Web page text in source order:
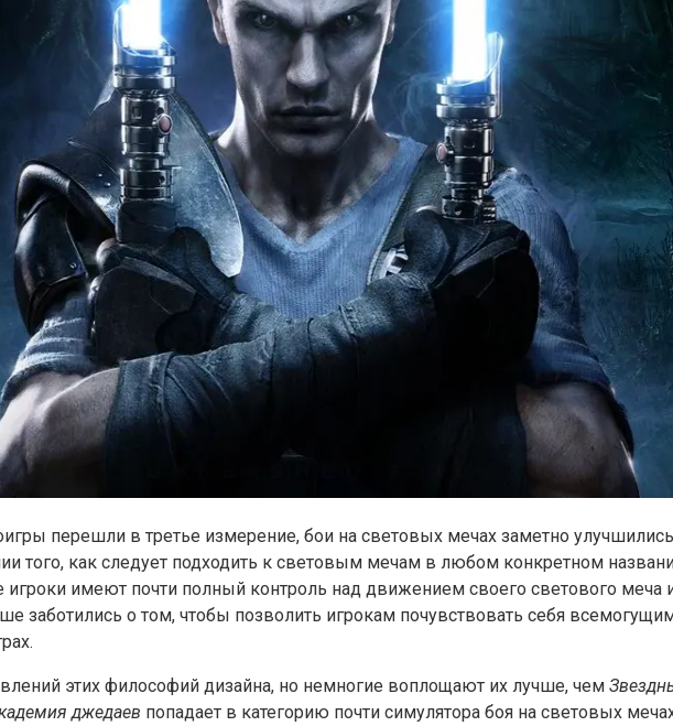
перешли в третье измерение, бои на световых мечах заметно
того, как следует подходить к световым мечам в любом конкретном
игроки имеют почти полный контроль над движением своего светового
заботились о том, чтобы позволить игрокам почувствовать себя
этих философий дизайна, но немногие воплощают их лучше, чем
джедаев попадает в категорию почти симулятора боя на световых